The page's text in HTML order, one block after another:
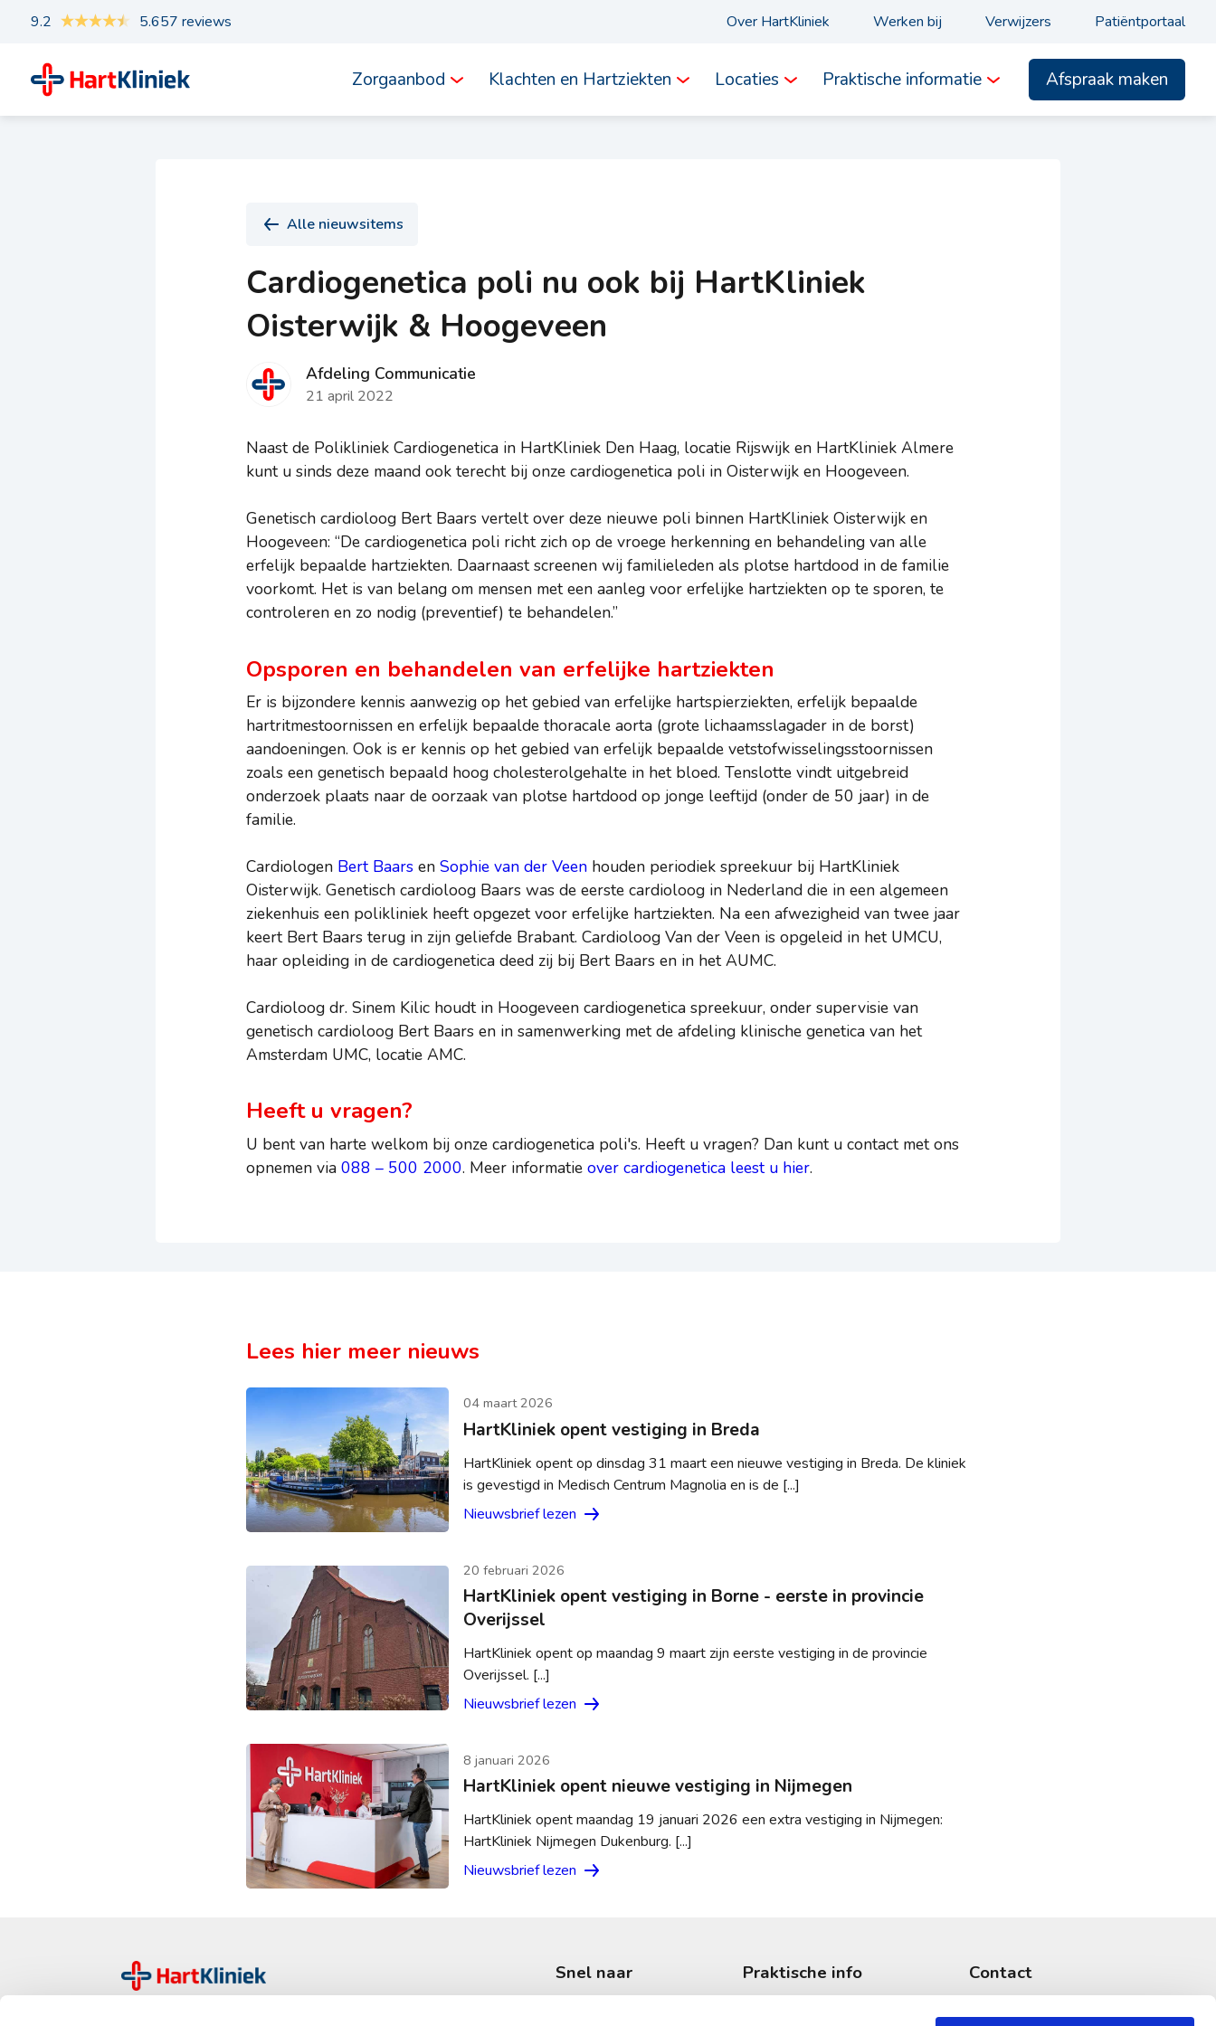
9.2 5.657 reviews Over HartKliniek Werken bij Verwijzers Patiëntportaal
Zorgaanbod Klachten en Hartziekten Locaties Praktische informatie Afspraak maken
Alle nieuwsitems
Cardiogenetica poli nu ook bij HartKliniek
Oisterwijk & Hoogeveen
Afdeling Communicatie
21 april 2022
Naast de Polikliniek Cardiogenetica in HartKliniek Den Haag, locatie Rijswijk en HartKliniek Almere
kunt u sinds deze maand ook terecht bij onze cardiogenetica poli in Oisterwijk en Hoogeveen.
Genetisch cardioloog Bert Baars vertelt over deze nieuwe poli binnen HartKliniek Oisterwijk en
Hoogeveen: “De cardiogenetica poli richt zich op de vroege herkenning en behandeling van alle
erfelijk bepaalde hartziekten. Daarnaast screenen wij familieleden als plotse hartdood in de familie
voorkomt. Het is van belang om mensen met een aanleg voor erfelijke hartziekten op te sporen, te
controleren en zo nodig (preventief) te behandelen.”
Opsporen en behandelen van erfelijke hartziekten
Er is bijzondere kennis aanwezig op het gebied van erfelijke hartspierziekten, erfelijk bepaalde
hartritmestoornissen en erfelijk bepaalde thoracale aorta (grote lichaamsslagader in de borst)
aandoeningen. Ook is er kennis op het gebied van erfelijk bepaalde vetstofwisselingsstoornissen
zoals een genetisch bepaald hoog cholesterolgehalte in het bloed. Tenslotte vindt uitgebreid
onderzoek plaats naar de oorzaak van plotse hartdood op jonge leeftijd (onder de 50 jaar) in de
familie.
Cardiologen Bert Baars en Sophie van der Veen houden periodiek spreekuur bij HartKliniek
Oisterwijk. Genetisch cardioloog Baars was de eerste cardioloog in Nederland die in een algemeen
ziekenhuis een polikliniek heeft opgezet voor erfelijke hartziekten. Na een afwezigheid van twee jaar
keert Bert Baars terug in zijn geliefde Brabant. Cardioloog Van der Veen is opgeleid in het UMCU,
haar opleiding in de cardiogenetica deed zij bij Bert Baars en in het AUMC.
Cardioloog dr. Sinem Kilic houdt in Hoogeveen cardiogenetica spreekuur, onder supervisie van
genetisch cardioloog Bert Baars en in samenwerking met de afdeling klinische genetica van het
Amsterdam UMC, locatie AMC.
Heeft u vragen?
U bent van harte welkom bij onze cardiogenetica poli's. Heeft u vragen? Dan kunt u contact met ons
opnemen via 088 – 500 2000. Meer informatie over cardiogenetica leest u hier.
Lees hier meer nieuws
04 maart 2026
HartKliniek opent vestiging in Breda
HartKliniek opent op dinsdag 31 maart een nieuwe vestiging in Breda. De kliniek
is gevestigd in Medisch Centrum Magnolia en is de [...]
Nieuwsbrief lezen
20 februari 2026
HartKliniek opent vestiging in Borne - eerste in provincie
Overijssel
HartKliniek opent op maandag 9 maart zijn eerste vestiging in de provincie
Overijssel. [...]
Nieuwsbrief lezen
8 januari 2026
HartKliniek opent nieuwe vestiging in Nijmegen
HartKliniek opent maandag 19 januari 2026 een extra vestiging in Nijmegen:
HartKliniek Nijmegen Dukenburg. [...]
Nieuwsbrief lezen
Snel naar Praktische info Contact